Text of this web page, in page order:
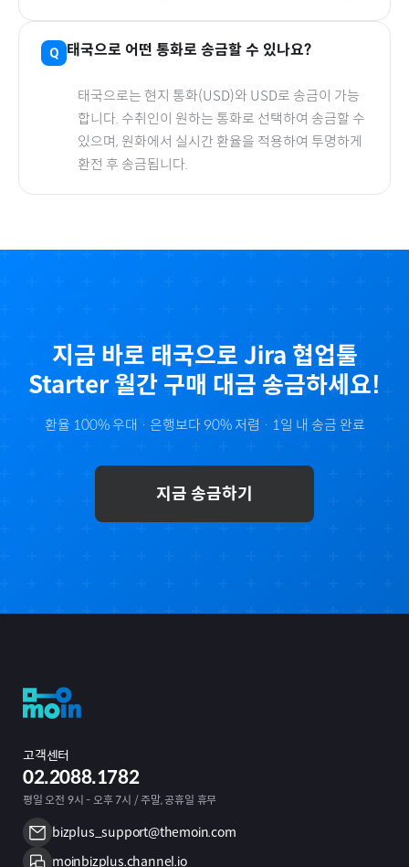
태국으로 어떤 통화로 송금할 수 있나요?
태국으로는 현지 통화(USD)와 USD로 송금이 가능
합니다. 수취인이 원하는 통화로 선택하여 송금할 수
있으며, 원화에서 실시간 환율을 적용하여 투명하게
환전 후 송금됩니다.
지금 바로 태국으로 Jira 협업툴
Starter 월간 구매 대금 송금하세요!
환율 100% 우대 · 은행보다 90% 저렴 · 1일 내 송금 완료
지금 송금하기
고객센터
02.2088.1782
평일 오전 9시 - 오후 7시 / 주말, 공휴일 휴무
bizplus_support@themoin.com
moinbizplus.channel.io